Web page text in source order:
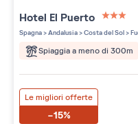
Hotel El Puerto
3
Spagna>Andalusia>Costa del Sol>
Spiaggia a meno di 300m
Le migliori offerte
-15%